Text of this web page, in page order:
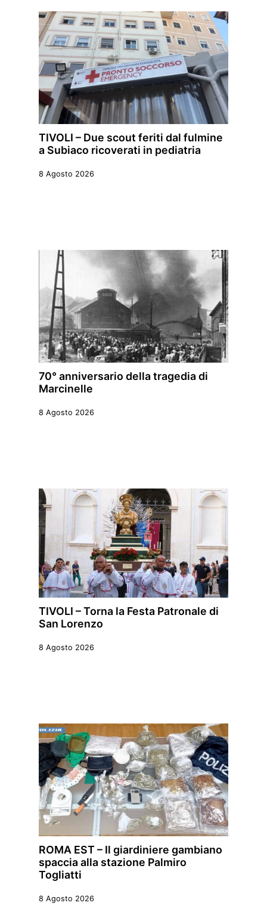
TIVOLI – Due scout feriti dal fulmine
a Subiaco ricoverati in pediatria
8 Agosto 2026
70° anniversario della tragedia di
Marcinelle
8 Agosto 2026
TIVOLI – Torna la Festa Patronale di
San Lorenzo
8 Agosto 2026
ROMA EST – Il giardiniere gambiano
spaccia alla stazione Palmiro
Togliatti
8 Agosto 2026